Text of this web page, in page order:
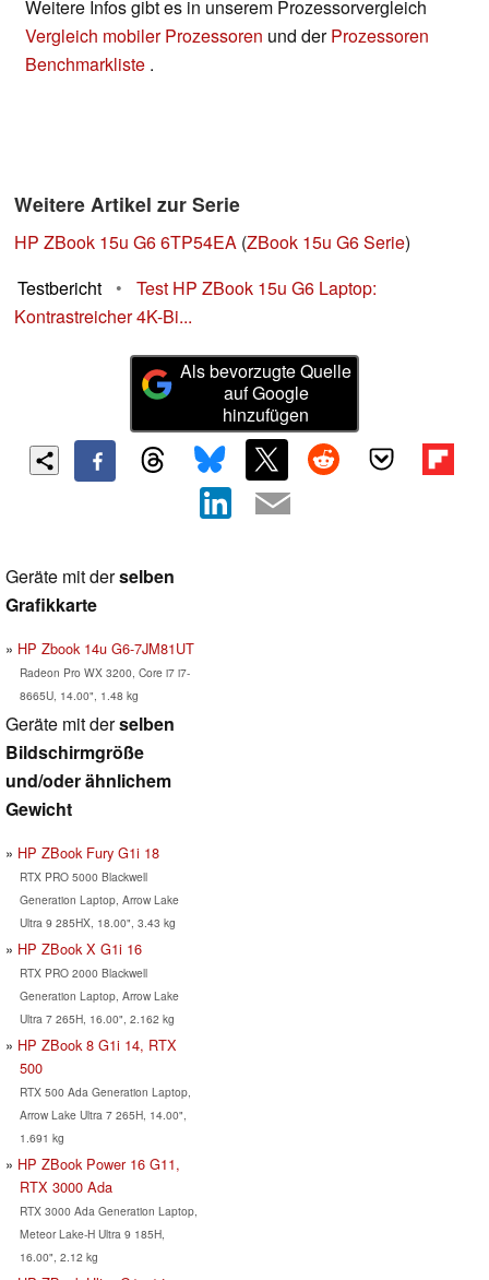
Weitere Infos gibt es in unserem Prozessorvergleich
Vergleich mobiler Prozessoren und derProzessoren
Benchmarkliste .
Weitere Artikel zur Serie
HP ZBook 15u G6 6TP54EA (ZBook 15u G6 Serie)
Testbericht
•
Test HP ZBook 15u G6 Laptop:
Kontrastreicher 4K-Bi...
Als bevorzugte Quelle
auf Google
hinzufügen
Geräte mit derselben
Grafikkarte
HP Zbook 14u G6-7JM81UT
Radeon Pro WX 3200, Core i7 i7-
8665U, 14.00", 1.48 kg
Geräte mit derselben
Bildschirmgröße
und/oder ähnlichem
Gewicht
HP ZBook Fury G1i 18
RTX PRO 5000 Blackwell
Generation Laptop, Arrow Lake
Ultra 9 285HX, 18.00", 3.43 kg
HP ZBook X G1i 16
RTX PRO 2000 Blackwell
Generation Laptop, Arrow Lake
Ultra 7 265H, 16.00", 2.162 kg
HP ZBook 8 G1i 14, RTX
500
RTX 500 Ada Generation Laptop,
Arrow Lake Ultra 7 265H, 14.00",
1.691 kg
HP ZBook Power 16 G11,
RTX 3000 Ada
RTX 3000 Ada Generation Laptop,
Meteor Lake-H Ultra 9 185H,
16.00", 2.12 kg